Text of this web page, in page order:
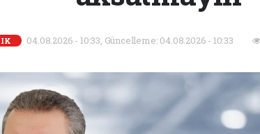
04.08.2026 - 10:33, Güncelleme: 04.08.2026 - 10:33